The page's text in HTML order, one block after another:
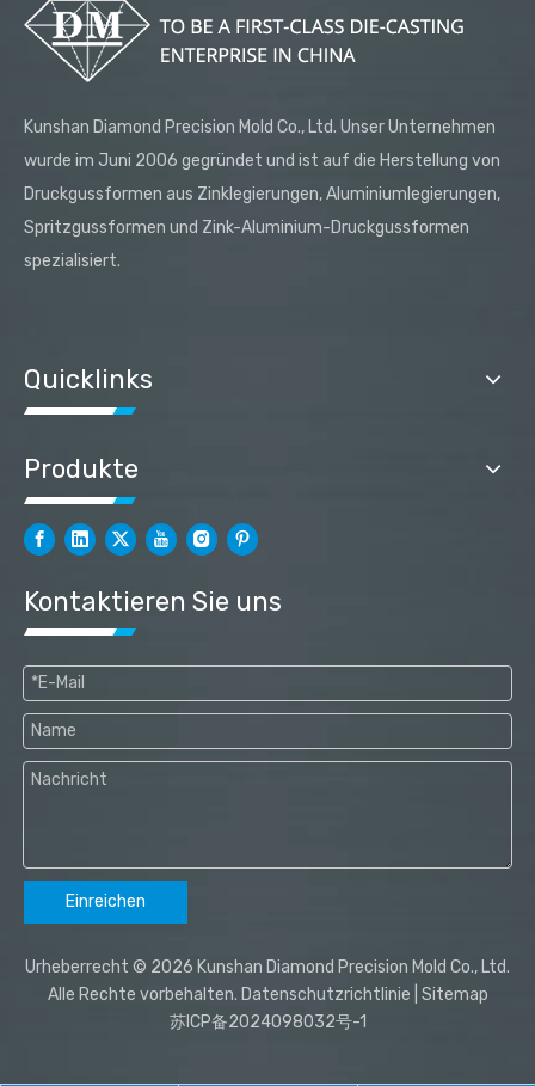
Kunshan Diamond Precision Mold Co., Ltd. Unser Unternehmen
wurde im Juni 2006 gegründet und ist auf die Herstellung von
Druckgussformen aus Zinklegierungen, Aluminiumlegierungen,
Spritzgussformen und Zink-Aluminium-Druckgussformen
spezialisiert.
Quicklinks
Produkte
Kontaktieren Sie uns
Einreichen
Urheberrecht © 2026 Kunshan Diamond Precision Mold Co., Ltd.
Alle Rechte vorbehalten. Datenschutzrichtlinie Sitemap
苏ICP备2024098032号-1